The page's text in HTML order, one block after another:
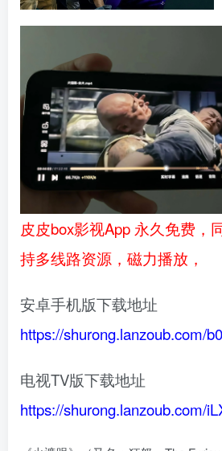
皮皮box影视App 永久免费，
持多线路资源，磁力播放，
安卓手机版下载地址
https://shurong.lanzoub.com/
电视TV版下载地址
https://shurong.lanzoub.com/